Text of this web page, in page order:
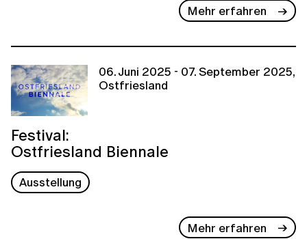
Mehr erfahren
06. Juni 2025 - 07. September 2025,
Ostfriesland
Festival:
Ostfriesland Biennale
Ausstellung
Mehr erfahren